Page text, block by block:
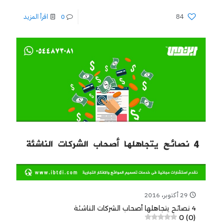
84
0 اقرأ المزيد
29 أكتوبر، 2016
4 نصائح يتجاهلها أصحاب الشركات الناشئة
0 (0)